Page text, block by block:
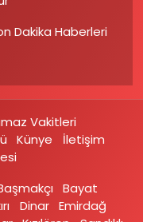
Dakika Haberleri
Vakitleri
Künye
İletişim
Bayat
Dinar Emirdağ‎